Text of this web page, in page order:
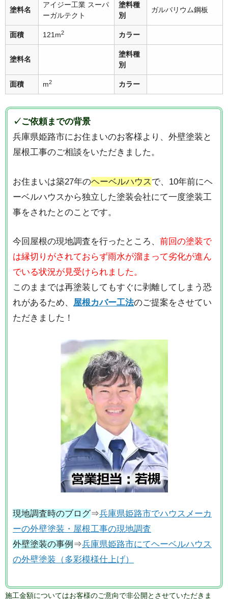
塗料名
アイジー工業 スーパ
ーガルテクト
塗料種
別
ガルバリウム鋼板
面積 121m2 カラー
塗料名
塗料種
別
面積 m2 カラー
✓ご依頼までの背景
兵庫県姫路市にお住まいのお客様より、外壁塗装と
屋根工事のご相談をいただきました。
お住まいは築27年のヘーベルハウス で、10年前にヘ
ーベルハウスから独立した塗装会社にて一度塗装工
事をされたとのことです。
今回屋根の現地調査を行ったところ、 前回の塗装で
は縁切りがされておらず雨水が溜まって劣化が進ん
でいる状況が見受けられました。
このままでは再塗装してもすぐに剥離してしまう恐
れがあるため、 屋根カバー工法のご提案をさせてい
ただきました！
現地調査時のブログ⇒兵庫県姫路市でハウスメーカ
ーの外壁塗装・屋根工事の現地調査
外壁塗装の事例 ⇒兵庫県姫路市にてヘーベルハウス
の外壁塗装（多彩模様仕上げ）
施工金額についてはお客様のご意向で非公開とさせていただきま